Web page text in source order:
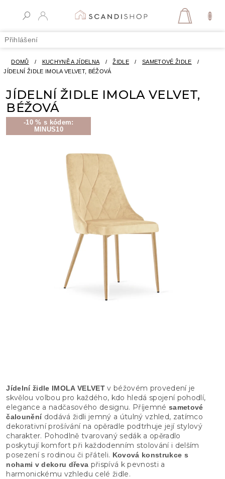
Přihlášení
DOMŮ / KUCHYNĚ A JÍDELNA / ŽIDLE / SAMETOVÉ ŽIDLE
/
JÍDELNÍ ŽIDLE IMOLA VELVET, BÉŽOVÁ
JÍDELNÍ ŽIDLE IMOLA VELVET,
BÉŽOVÁ
-10 % s kódem:
MINUS10
Jídelní židle IMOLA VELVETv béžovém provedení je
skvělou volbou pro každého, kdo hledá spojení pohodlí,
elegance a nadčasového designu. Příjemné sametové
čalouněnídodává židli jemný a útulný vzhled, zatímco
dekorativní prošívání na opěradle podtrhuje její stylový
charakter. Pohodlně tvarovaný sedák a opěradlo
poskytují komfort při každodenním stolování i delším
posezení s rodinou či přáteli. Kovová konstrukce s
nohami v dekoru dřeva přispívá k pevnosti a
harmonickému vzhledu celé židle.